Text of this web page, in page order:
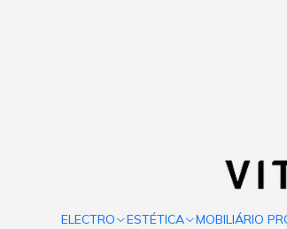
ELECTRO ESTÉTICA MOBILIÁRIO